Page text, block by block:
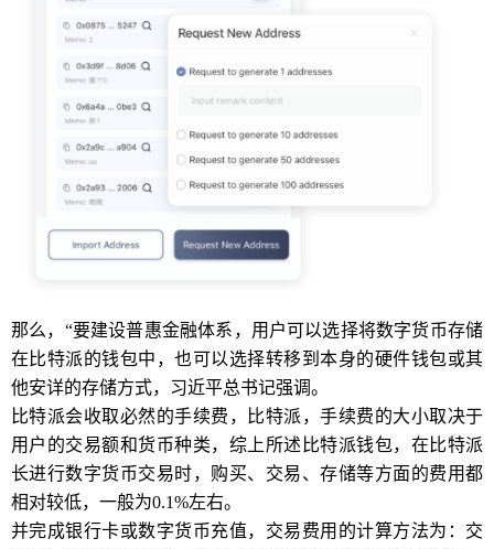
那么，“要建设普惠金融体系，用户可以选择将数字货币存储
在比特派的钱包中，也可以选择转移到本身的硬件钱包或其
他安详的存储方式，习近平总书记强调。
比特派会收取必然的手续费，比特派，手续费的大小取决于
用户的交易额和货币种类，综上所述比特派钱包，在比特派
长进行数字货币交易时，购买、交易、存储等方面的费用都
相对较低，一般为0.1%左右。
并完成银行卡或数字货币充值，交易费用的计算方法为：交